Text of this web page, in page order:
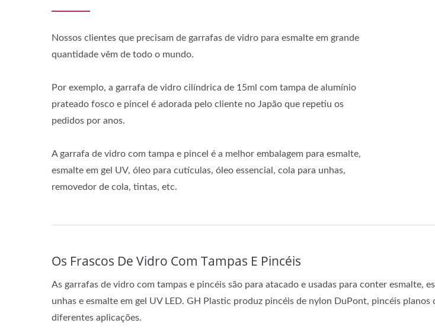
Nossos clientes que precisam de garrafas de vidro para esmalte em grande
quantidade vêm de todo o mundo.
Por exemplo, a garrafa de vidro cilíndrica de 15ml com tampa de alumínio
prateado fosco e pincel é adorada pelo cliente no Japão que repetiu os
pedidos por anos.
A garrafa de vidro com tampa e pincel é a melhor embalagem para esmalte,
esmalte em gel UV, óleo para cutículas, óleo essencial, cola para unhas,
removedor de cola, tintas, etc.
Os Frascos De Vidro Com Tampas E Pincéis
As garrafas de vidro com tampas e pincéis são para atacado e usadas para conter esmalte,
unhas e esmalte em gel UV LED. GH Plastic produz pincéis de nylon DuPont, pincéis
diferentes aplicações.